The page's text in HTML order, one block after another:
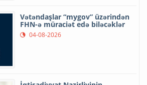
Vətəndaşlar “mygov” üzərindən
FHN-ə müraciət edə biləcəklər
04-08-2026